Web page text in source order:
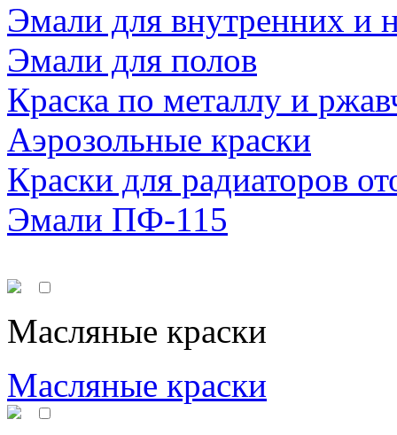
Эмали для внутренних и
Эмали для полов
Краска по металлу и
Аэрозольные краски
Краски для радиаторов
Эмали ПФ-115
Масляные краски
Масляные краски